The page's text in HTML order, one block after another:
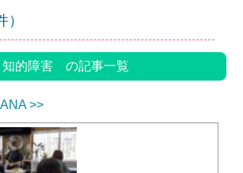
知的障害 の記事一覧
>>